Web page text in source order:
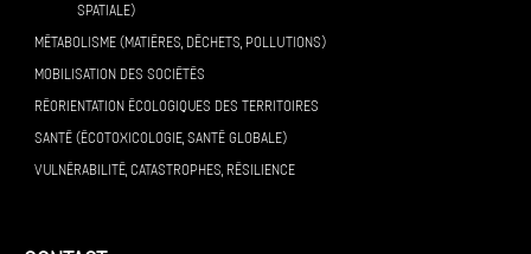
SPATIALE)
MÉTABOLISME (MATIÈRES, DÉCHETS, POLLUTIONS)
MOBILISATION DES SOCIÉTÉS
RÉORIENTATION ÉCOLOGIQUES DES TERRITOIRES
SANTÉ (ÉCOTOXICOLOGIE, SANTÉ GLOBALE)
VULNÉRABILITÉ, CATASTROPHES, RÉSILIENCE